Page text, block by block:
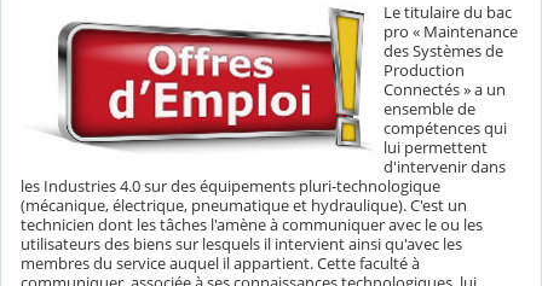
Le titulaire du bac
pro « Maintenance
des Systèmes de
Production
Connectés » a un
ensemble de
compétences qui
lui permettent
d'intervenir dans
les Industries 4.0 sur des équipements pluri-technologique
(mécanique, électrique, pneumatique et hydraulique). C'est un
technicien dont les tâches l'amène à communiquer avec le ou les
utilisateurs des biens sur lesquels il intervient ainsi qu'avec les
membres du service auquel il appartient. Cette faculté à